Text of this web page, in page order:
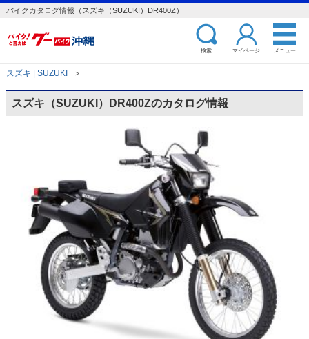
バイクカタログ情報（スズキ（SUZUKI）DR400Z）
検索 マイページ メニュー
スズキ | SUZUKI ＞
スズキ（SUZUKI）DR400Zのカタログ情報